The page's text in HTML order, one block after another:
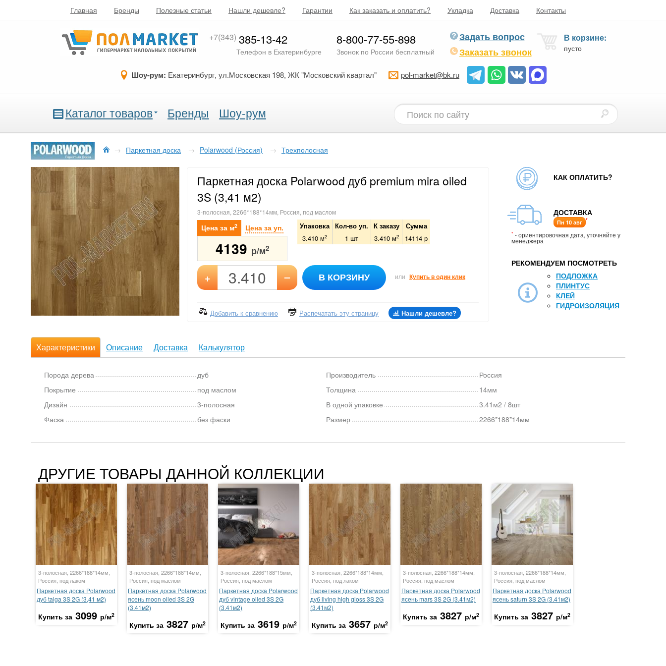
Главная Бренды Полезные статьи Нашли дешевле? Гарантии Как заказать и оплатить? Укладка Доставка Контакты
+7(343) 385-13-42
Телефон в Екатеринбурге
8-800-77-55-898
Звонок по России бесплатный
Задать вопрос
Заказать звонок
В корзине:
пусто
Шоу-рум: Екатеринбург, ул.Московская 198, ЖК "Московский квартал" pol-market@bk.ru
Каталог товаров Бренды Шоу-рум
→ Паркетная доска → Polarwood (Россия) → Трехполосная
Паркетная доска Polarwood дуб premium mira oiled
3S (3,41 м2)
3-полосная, 2266*188*14мм, Россия, под маслом
Цена за м2 Цена за уп.
4139 р/м2
Упаковка Кол-во уп. К заказу
Сумма
3.410 м2 1 шт 3.410 м2 14114 р
+ – В КОРЗИНУ или Купить в один клик
Добавить к сравнению Распечатать эту страницу Нашли дешевле?
КАК ОПЛАТИТЬ?
ДОСТАВКА
Пн 10 авг *
* - ориентировочная дата, уточняйте у
менеджера
РЕКОМЕНДУЕМ ПОСМОТРЕТЬ
ПОДЛОЖКА
ПЛИНТУС
КЛЕЙ
ГИДРОИЗОЛЯЦИЯ
Характеристики Описание Доставка Калькулятор
Порода дерева
дуб
Покрытие
под маслом
Дизайн
3-полосная
Фаска
без фаски
Производитель
Россия
Толщина
14мм
В одной упаковке
3.41м2 / 8шт
Размер
2266*188*14мм
ДРУГИЕ ТОВАРЫ ДАННОЙ КОЛЛЕКЦИИ
3-полосная, 2266*188*14мм,
Россия, под лаком
Паркетная доска Polarwood
дуб taiga 3S 2G (3,41 м2)
Купить за 3099 р/м2
3-полосная, 2266*188*14мм,
Россия, под маслом
Паркетная доска Polarwood
ясень moon oiled 3S 2G
(3.41м2)
Купить за 3827 р/м2
3-полосная, 2266*188*15мм,
Россия, под маслом
Паркетная доска Polarwood
дуб vintage oiled 3S 2G
(3.41м2)
Купить за 3619 р/м2
3-полосная, 2266*188*14мм,
Россия, под лаком
Паркетная доска Polarwood
дуб living high gloss 3S 2G
(3.41м2)
Купить за 3657 р/м2
3-полосная, 2266*188*14мм,
Россия, под маслом
Паркетная доска Polarwood
ясень mars 3S 2G (3.41м2)
Купить за 3827 р/м2
3-полосная, 2266*188*14мм,
Россия, под маслом
Паркетная доска Polarwood
ясень saturn 3S 2G (3.41м2)
Купить за 3827 р/м2